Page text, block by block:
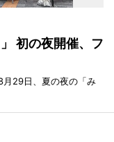
初の夜開催、フ
月29日、夏の夜の「み